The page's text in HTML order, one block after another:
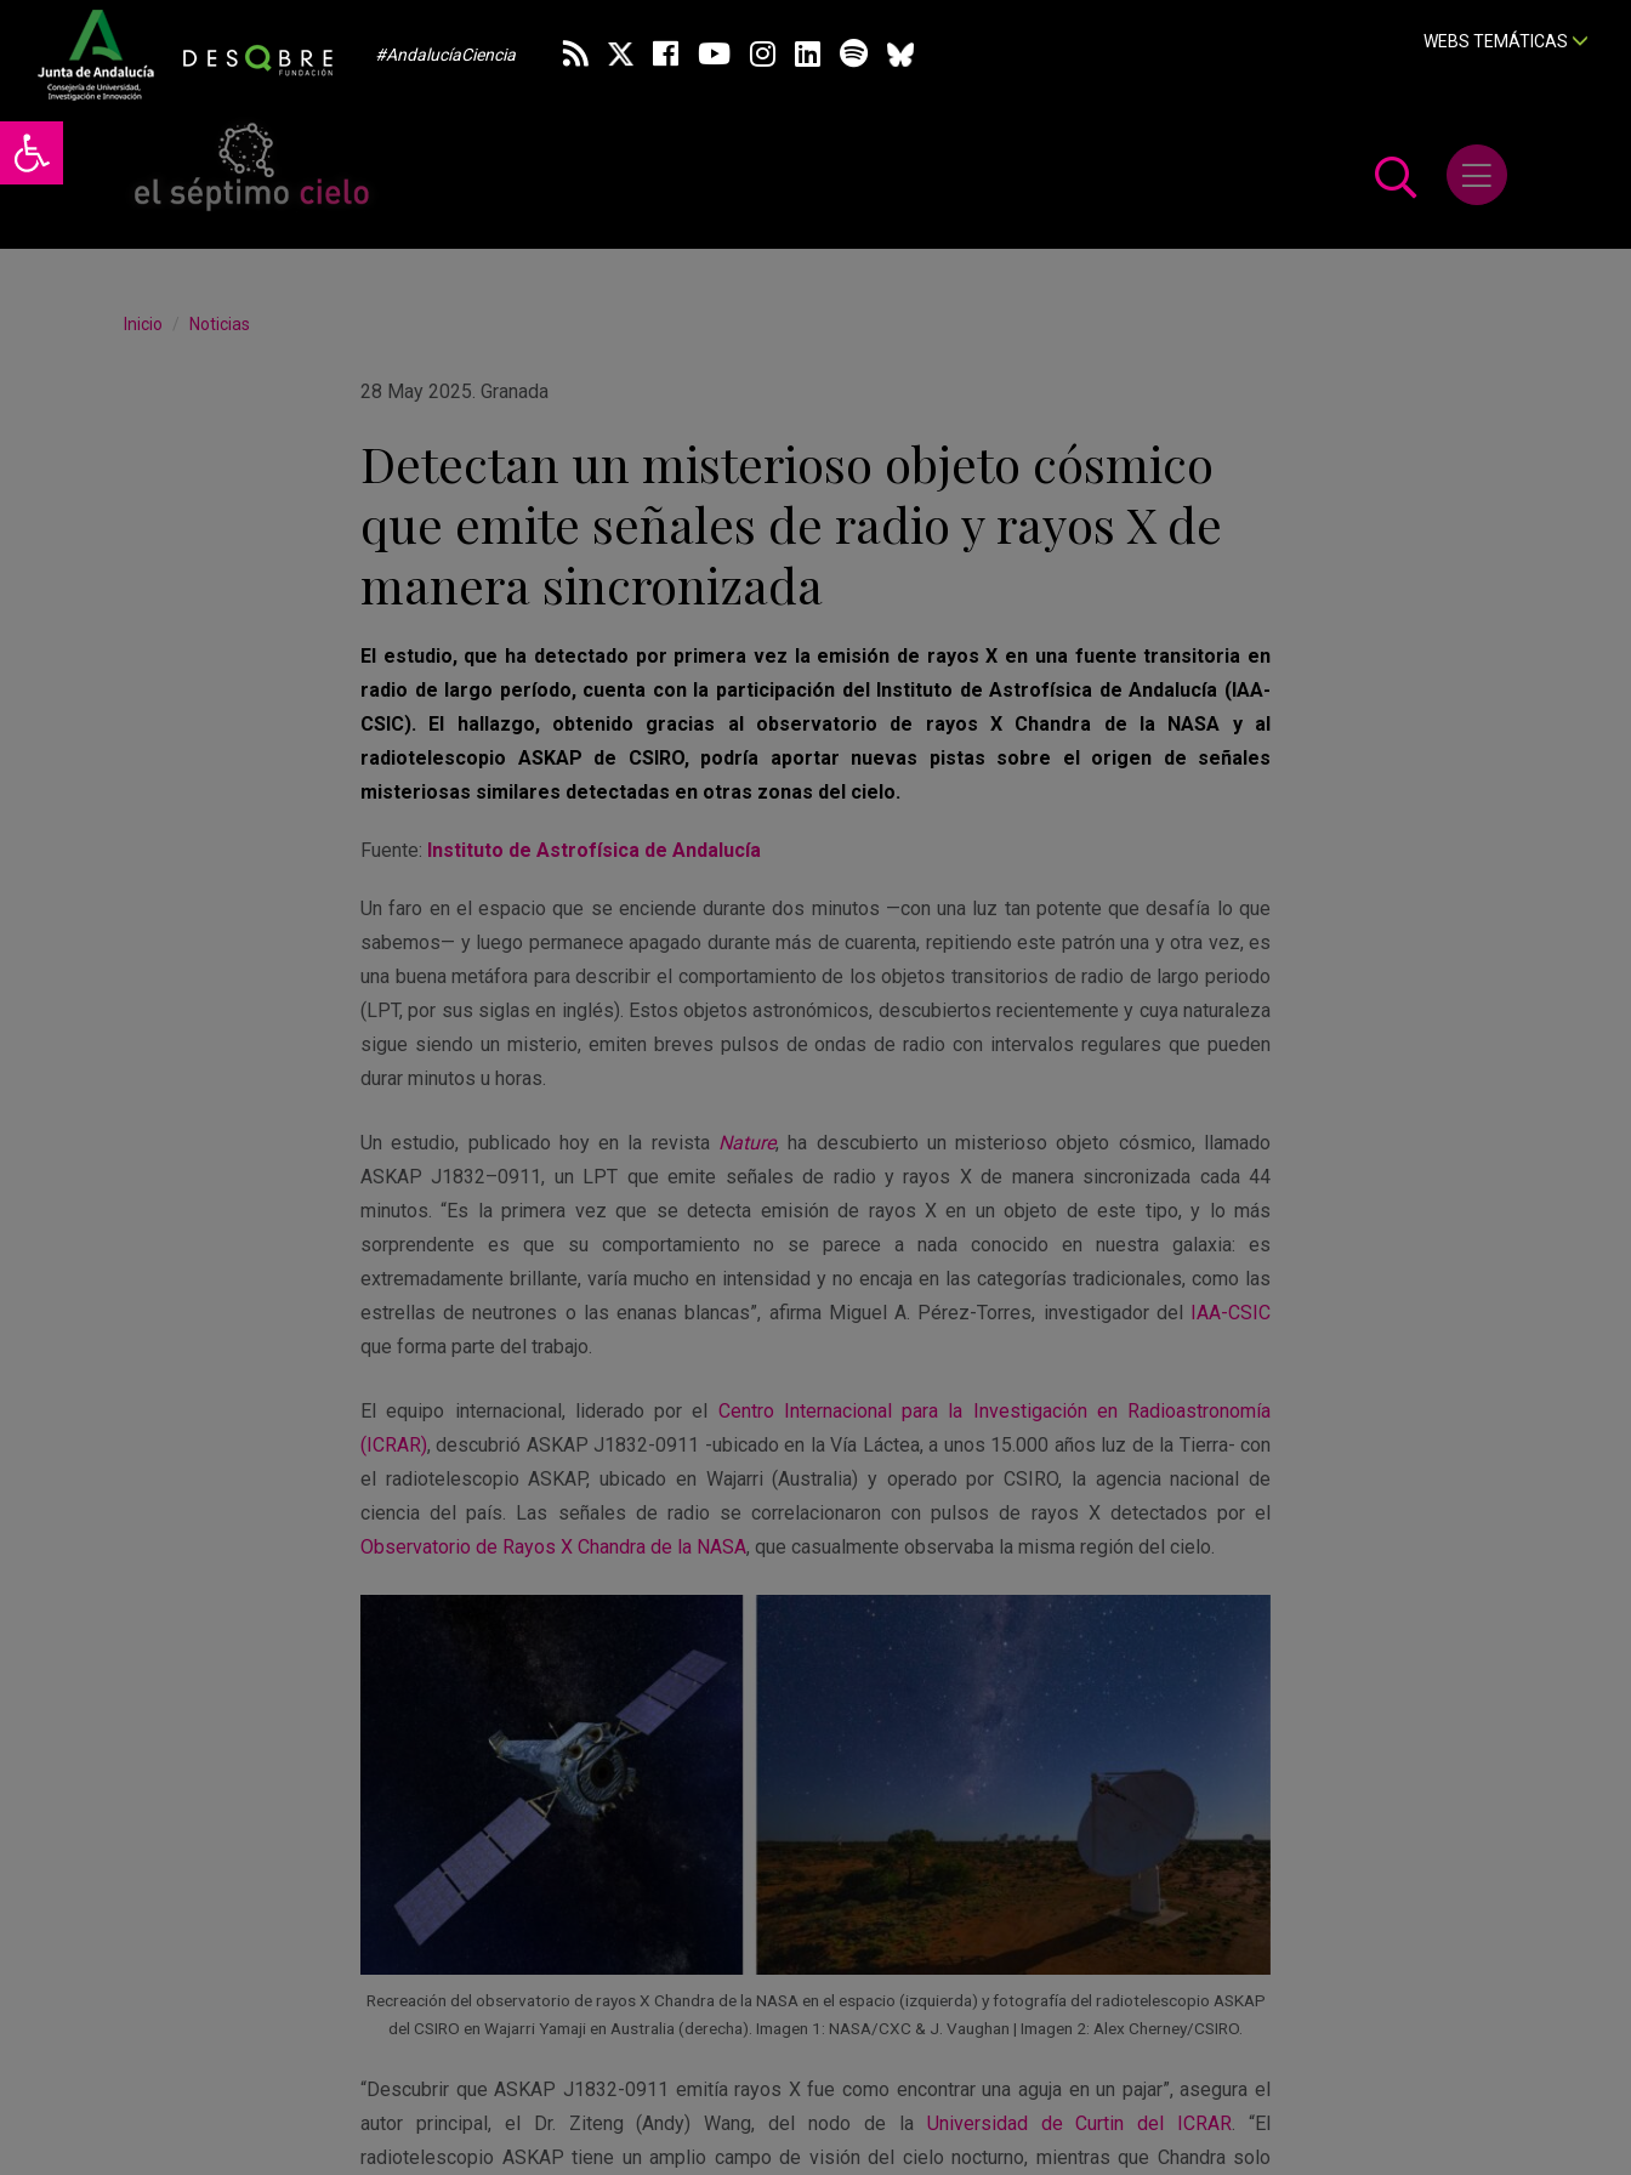
Abrir barra de herramientas
#AndalucíaCiencia
WEBS TEMÁTICAS
Abrir menú
Inicio Noticias
28 May 2025. Granada
Detectan un misterioso objeto cósmico
que emite señales de radio y rayos X de
manera sincronizada
El estudio, que ha detectado por primera vez la emisión de rayos X en una fuente transitoria en
radio de largo período, cuenta con la participación del Instituto de Astrofísica de Andalucía (IAA-
CSIC). El hallazgo, obtenido gracias al observatorio de rayos X Chandra de la NASA y al
radiotelescopio ASKAP de CSIRO, podría aportar nuevas pistas sobre el origen de señales
misteriosas similares detectadas en otras zonas del cielo.
Fuente: Instituto de Astrofísica de Andalucía
Un faro en el espacio que se enciende durante dos minutos —con una luz tan potente que desafía lo que
sabemos— y luego permanece apagado durante más de cuarenta, repitiendo este patrón una y otra vez, es
una buena metáfora para describir el comportamiento de los objetos transitorios de radio de largo periodo
(LPT, por sus siglas en inglés). Estos objetos astronómicos, descubiertos recientemente y cuya naturaleza
sigue siendo un misterio, emiten breves pulsos de ondas de radio con intervalos regulares que pueden
durar minutos u horas.
Un estudio, publicado hoy en la revista Nature, ha descubierto un misterioso objeto cósmico, llamado
ASKAP J1832–0911, un LPT que emite señales de radio y rayos X de manera sincronizada cada 44
minutos. “Es la primera vez que se detecta emisión de rayos X en un objeto de este tipo, y lo más
sorprendente es que su comportamiento no se parece a nada conocido en nuestra galaxia: es
extremadamente brillante, varía mucho en intensidad y no encaja en las categorías tradicionales, como las
estrellas de neutrones o las enanas blancas”, afirma Miguel A. Pérez-Torres, investigador del
IAA-CSIC
que forma parte del trabajo.
El equipo internacional, liderado por el Centro Internacional para la Investigación en Radioastronomía
(ICRAR), descubrió ASKAP J1832-0911 -ubicado en la Vía Láctea, a unos 15.000 años luz de la Tierra- con
el radiotelescopio ASKAP, ubicado en Wajarri (Australia) y operado por CSIRO, la agencia nacional de
ciencia del país. Las señales de radio se correlacionaron con pulsos de rayos X detectados por el
Observatorio de Rayos X Chandra de la NASA, que casualmente observaba la misma región del cielo.
Recreación del observatorio de rayos X Chandra de la NASA en el espacio (izquierda) y fotografía del radiotelescopio ASKAP
del CSIRO en Wajarri Yamaji en Australia (derecha). Imagen 1: NASA/CXC & J. Vaughan | Imagen 2: Alex Cherney/CSIRO.
“Descubrir que ASKAP J1832-0911 emitía rayos X fue como encontrar una aguja en un pajar”, asegura el
autor principal, el Dr. Ziteng (Andy) Wang, del nodo de la Universidad de Curtin del ICRAR. “El
radiotelescopio ASKAP tiene un amplio campo de visión del cielo nocturno, mientras que Chandra solo